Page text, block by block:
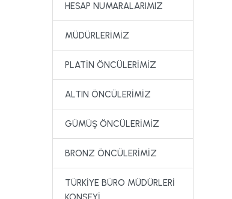
HESAP NUMARALARIMIZ
MÜDÜRLERİMİZ
PLATİN ÖNCÜLERİMİZ
ALTIN ÖNCÜLERİMİZ
GÜMÜŞ ÖNCÜLERİMİZ
BRONZ ÖNCÜLERİMİZ
TÜRKİYE BÜRO MÜDÜRLERİ